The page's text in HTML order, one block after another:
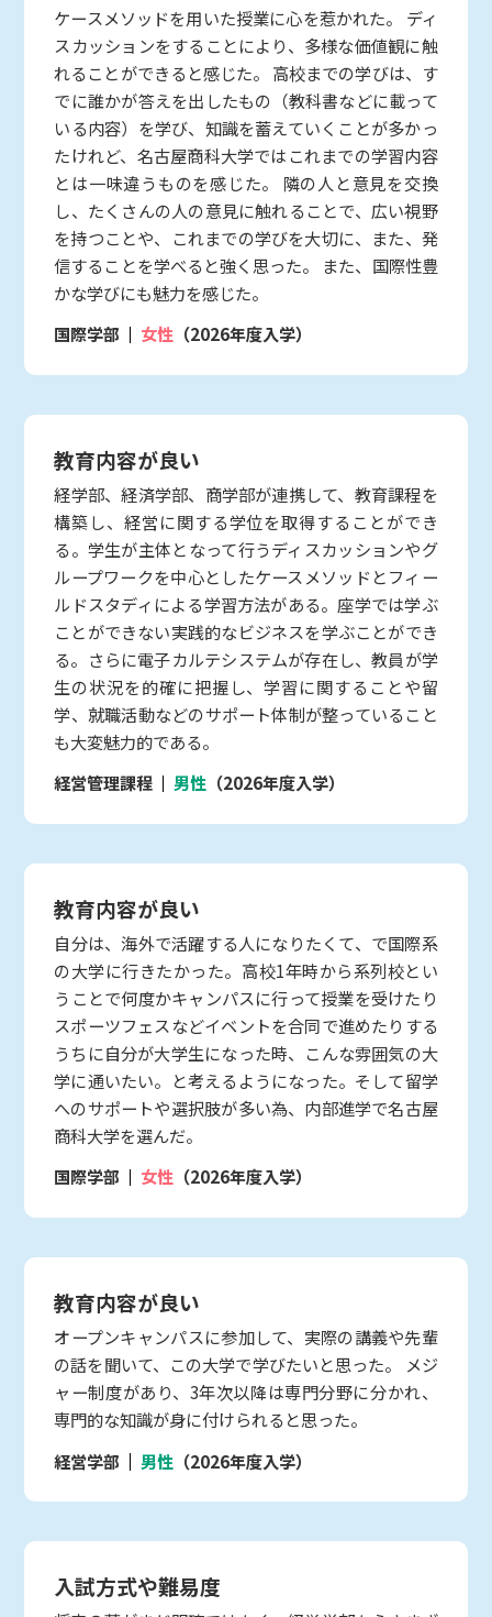
ケースメソッドを用いた授業に心を惹かれた。 ディ
スカッションをすることにより、多様な価値観に触
れることができると感じた。 高校までの学びは、す
でに誰かが答えを出したもの（教科書などに載って
いる内容）を学び、知識を蓄えていくことが多かっ
たけれど、名古屋商科大学ではこれまでの学習内容
とは一味違うものを感じた。 隣の人と意見を交換
し、たくさんの人の意見に触れることで、広い視野
を持つことや、これまでの学びを大切に、また、発
信することを学べると強く思った。 また、国際性豊
かな学びにも魅力を感じた。
国際学部
女性 （2026年度入学）
教育内容が良い
経学部、経済学部、商学部が連携して、教育課程を
構築し、経営に関する学位を取得することができ
る。学生が主体となって行うディスカッションやグ
ループワークを中心としたケースメソッドとフィー
ルドスタディによる学習方法がある。座学では学ぶ
ことができない実践的なビジネスを学ぶことができ
る。さらに電子カルテシステムが存在し、教員が学
生の状況を的確に把握し、学習に関することや留
学、就職活動などのサポート体制が整っていること
も大変魅力的である。
経営管理課程
男性 （2026年度入学）
教育内容が良い
自分は、海外で活躍する人になりたくて、で国際系
の大学に行きたかった。高校1年時から系列校とい
うことで何度かキャンパスに行って授業を受けたり
スポーツフェスなどイベントを合同で進めたりする
うちに自分が大学生になった時、こんな雰囲気の大
学に通いたい。と考えるようになった。そして留学
へのサポートや選択肢が多い為、内部進学で名古屋
商科大学を選んだ。
国際学部
女性 （2026年度入学）
教育内容が良い
オープンキャンパスに参加して、実際の講義や先輩
の話を聞いて、この大学で学びたいと思った。 メジ
ャー制度があり、3年次以降は専門分野に分かれ、
専門的な知識が身に付けられると思った。
経営学部
男性 （2026年度入学）
入試方式や難易度